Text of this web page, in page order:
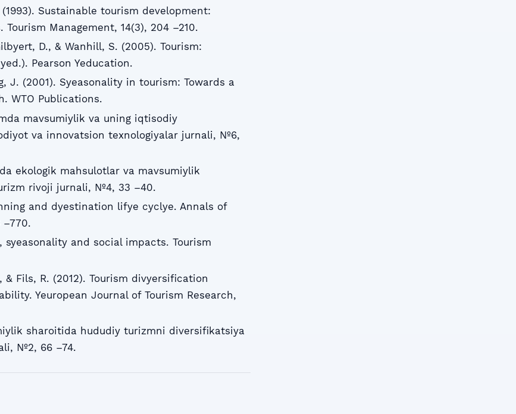
Sustainable tourism development:
Management, 14(3), 204 –210.
D., & Wanhill, S. (2005). Tourism:
Pearson Yeducation.
J. (2001). Syeasonality in tourism: Towards a
WTO Publications.
mavsumiylik va uning iqtisodiy
va innovatsion texnologiyalar jurnali, №6,
ekologik mahsulotlar va mavsumiylik
rivoji jurnali, №4, 33 –40.
and dyestination lifye cyclye. Annals of
–770.
syeasonality and social impacts. Tourism
& Fils, R. (2012). Tourism divyersification
Yeuropean Journal of Tourism Research,
sharoitida hududiy turizmni diversifikatsiya
№2, 66 –74.